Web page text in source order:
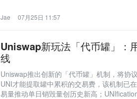
Jae 07月25日 11:57
Uniswap新玩法「代币罐」：
线
Uniswap推出创新的「代币罐」机制，将协
UNI才能提取罐中累积的交易费，该机制已
易量推动单日销毁量创历史新高；